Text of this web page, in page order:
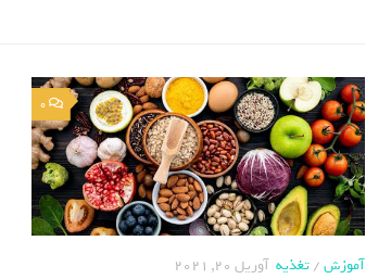
0
آموزش/تغذیه آوریل 20, 2021